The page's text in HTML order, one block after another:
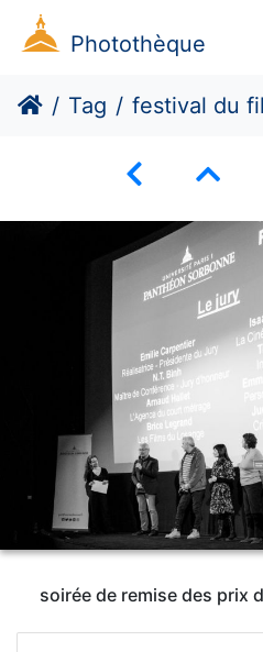
Photothèque
Tag festival du film
soirée de remise des prix